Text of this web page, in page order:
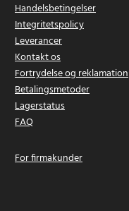
Handelsbetingelser
Integritetspolicy
Leverancer
Kontakt os
Fortrydelse og reklamation
Betalingsmetoder
Lagerstatus
FAQ
For firmakunder